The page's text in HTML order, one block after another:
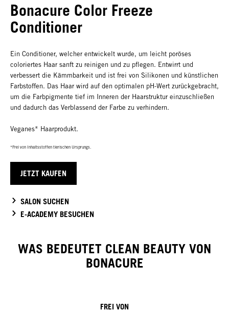
Bonacure Color Freeze
Conditioner
Ein Conditioner, welcher entwickelt wurde, um leicht poröses
coloriertes Haar sanft zu reinigen und zu pflegen. Entwirrt und
verbessert die Kämmbarkeit und ist frei von Silikonen und künstlichen
Farbstoffen. Das Haar wird auf den optimalen pH-Wert zurückgebracht,
um die Farbpigmente tief im Inneren der Haarstruktur einzuschließen
und dadurch das Verblassend der Farbe zu verhindern.
Veganes* Haarprodukt.
*Frei von Inhaltsstoffen tierischen Ursprungs.
JETZT KAUFEN
SALON SUCHEN
E-ACADEMY BESUCHEN
WAS BEDEUTET CLEAN BEAUTY VON
BONACURE
FREI VON